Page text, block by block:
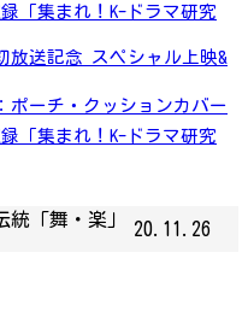
「集まれ！K-ドラマ研究
放送記念 スペシャル上映&
ポーチ・クッションカバー
「集まれ！K-ドラマ研究
「舞・楽」
20.11.26